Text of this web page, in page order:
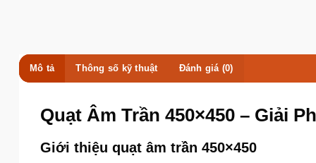
Mô tả Thông số kỹ thuật Đánh giá (0)
Quạt Âm Trần 450×450 – Giải
Giới thiệu quạt âm trần 450×450